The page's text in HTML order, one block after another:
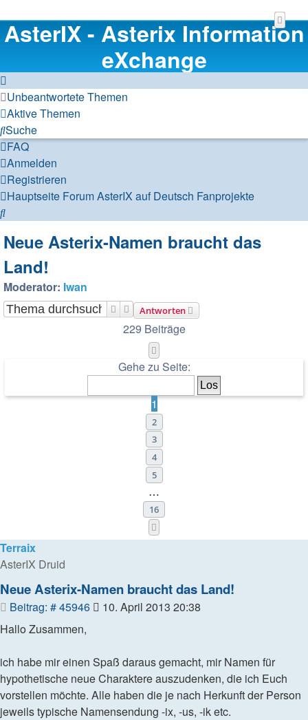
AsterIX - Asterix Information
eXchange
Unbeantwortete Themen
Aktive Themen
Suche
FAQ
Anmelden
Registrieren
Hauptseite ForumAsterIX auf Deutsch Fanprojekte
Suche
Neue Asterix-Namen braucht das
Land!
Moderator: Iwan
Antworten
SucheErweiterte Suche
229 Beiträge
Gehe zu Seite:
1
2
3
4
5
…
16
Terraix
AsterIX Druid
Neue Asterix-Namen braucht das Land!
Beitrag: # 45946Beitrag
10. April 2013 20:38
Hallo Zusammen,
ich habe mir einen Spaß daraus gemacht, mir Namen für
hypothetische neue Charaktere auszudenken, die ich Euch
vorstellen möchte. Alle haben die je nach Herkunft der Person
jeweils typische Namensendung -ix, -us, -ik etc.